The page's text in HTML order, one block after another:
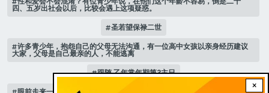
×
四、五岁出社会以后，比较会遇上这项疑惑。
圣若望保禄二世
许多青少年，抱怨自己的父母无法沟通，有一位高中女孩以亲身经历建议
大家，父母是自己最亲的人，不能逃离
跟随 乙年常年期第3主日